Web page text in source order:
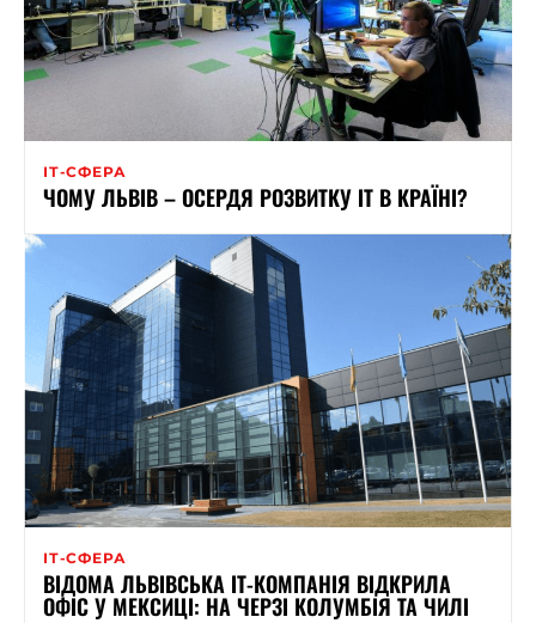
ІТ-СФЕРА
ЧОМУ ЛЬВІВ – ОСЕРДЯ РОЗВИТКУ ІТ В КРАЇНІ?
ІТ-СФЕРА
ВІДОМА ЛЬВІВСЬКА ІТ-КОМПАНІЯ ВІДКРИЛА
ОФІС У МЕКСИЦІ: НА ЧЕРЗІ КОЛУМБІЯ ТА ЧИЛІ